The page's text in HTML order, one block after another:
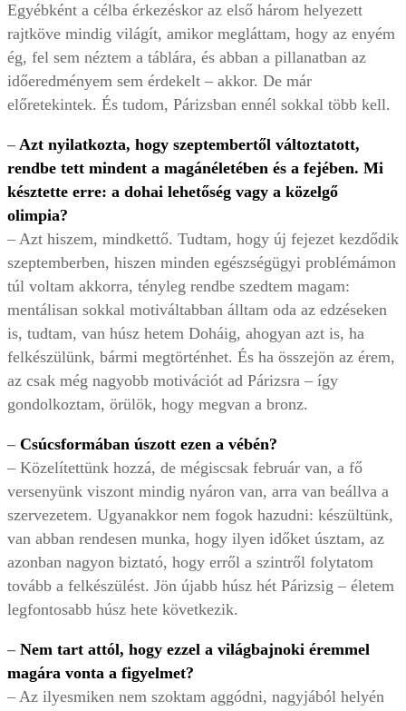
Egyébként a célba érkezéskor az első három helyezett
rajtköve mindig világít, amikor megláttam, hogy az enyém
ég, fel sem néztem a táblára, és abban a pillanatban az
időeredményem sem érdekelt – akkor. De már
előretekintek. És tudom, Párizsban ennél sokkal több kell.
– Azt nyilatkozta, hogy szeptembertől változtatott,
rendbe tett mindent a magánéletében és a fejében. Mi
késztette erre: a dohai lehetőség vagy a közelgő
olimpia?
– Azt hiszem, mindkettő. Tudtam, hogy új fejezet kezdődik
szeptemberben, hiszen minden egészségügyi problémámon
túl voltam akkorra, tényleg rendbe szedtem magam:
mentálisan sokkal motiváltabban álltam oda az edzéseken
is, tudtam, van húsz hetem Doháig, ahogyan azt is, ha
felkészülünk, bármi megtörténhet. És ha összejön az érem,
az csak még nagyobb motivációt ad Párizsra – így
gondolkoztam, örülök, hogy megvan a bronz.
– Csúcsformában úszott ezen a vébén?
– Közelítettünk hozzá, de mégiscsak február van, a fő
versenyünk viszont mindig nyáron van, arra van beállva a
szervezetem. Ugyanakkor nem fogok hazudni: készültünk,
van abban rendesen munka, hogy ilyen időket úsztam, az
azonban nagyon biztató, hogy erről a szintről folytatom
tovább a felkészülést. Jön újabb húsz hét Párizsig – életem
legfontosabb húsz hete következik.
– Nem tart attól, hogy ezzel a világbajnoki éremmel
magára vonta a figyelmet?
– Az ilyesmiken nem szoktam aggódni, nagyjából helyén